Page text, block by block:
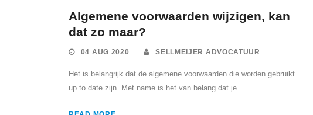
Algemene voorwaarden wijzigen, kan
dat zo maar?
04 AUG 2020 SELLMEIJER ADVOCATUUR
Het is belangrijk dat de algemene voorwaarden die worden gebruikt
up to date zijn. Met name is het van belang dat je...